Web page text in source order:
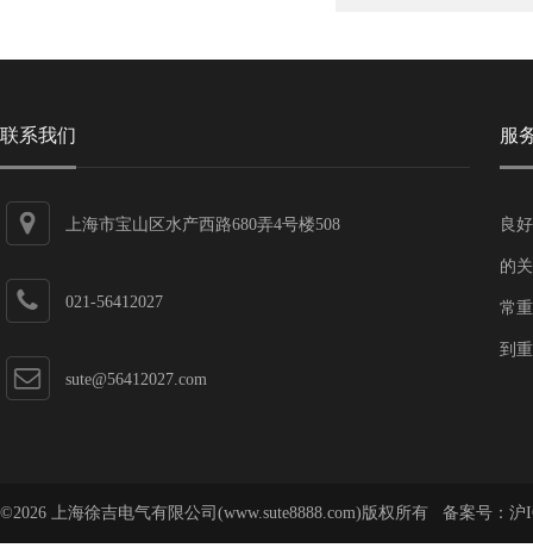
联系我们
上海市宝山区水产西路680弄4号楼508
021-56412027
sute@56412027.com
服
良
的
常
到
©2026 上海徐吉电气有限公司(www.sute8888.com)版权所有 备案号： 沪